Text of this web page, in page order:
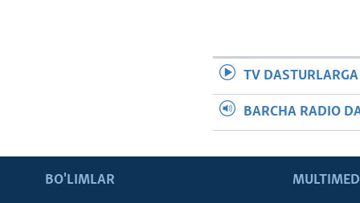
TV
BARCHA RADIO
BO'LIMLAR